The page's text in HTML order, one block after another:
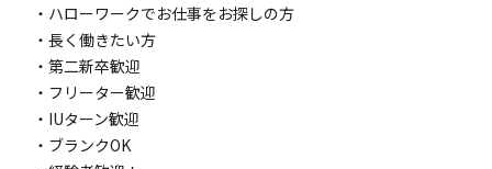
・ハローワークでお仕事をお探しの方
・長く働きたい方
・第二新卒歓迎
・フリーター歓迎
・IUターン歓迎
・ブランクOK